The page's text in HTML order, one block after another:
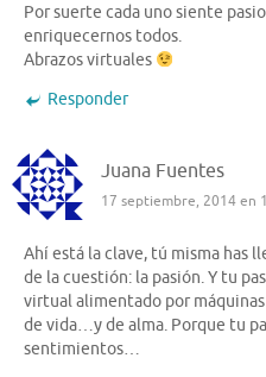
Por suerte cada uno siente
enriquecernos todos.
Abrazos virtuales
Responder
Juana Fuentes
17 septiembre, 2014 en
Ahí está la clave, tú misma has
de la cuestión: la pasión. Y tu
virtual alimentado por
de vida…y de alma. Porque tu
sentimientos…